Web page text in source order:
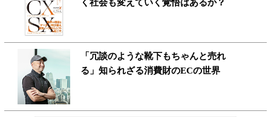
く社会も変えていく覚悟はあるか？
「冗談のような靴下もちゃんと売れ
る」知られざる消費財のECの世界